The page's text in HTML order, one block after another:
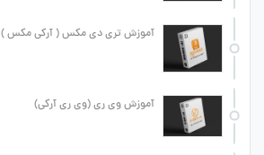
آموزش تری دی مکس ( آرکی مکس )
آموزش وی ری (وی ری آرکی)